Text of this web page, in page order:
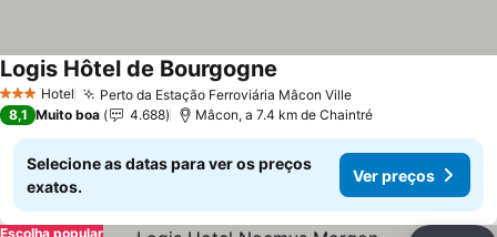
3 EstrelasHotel Perto da Estação Ferroviária Mâcon Ville
Logis Hôtel de Bourgogne
8,1 Muito boa 4.688 Mâcon, a 7.4 km de Chaintré
Selecione as datas para ver os preços
exatos.
Ver preços
Escolha popular